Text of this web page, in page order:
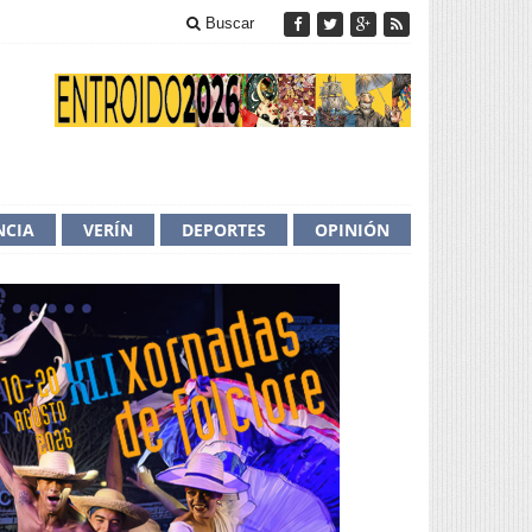
Buscar
OPINIÓN
DEPORTES
VERÍN